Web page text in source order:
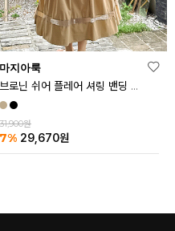
마지아룩
브로닌 쉬어 플레어 셔링 밴딩 스커트
31,900원
7% 29,670원